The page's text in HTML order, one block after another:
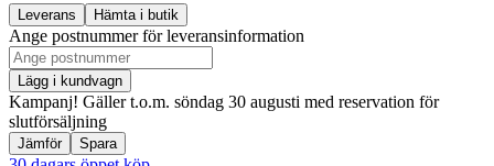
Leverans Hämta i butik
Ange postnummer för leveransinformation
Lägg i kundvagn
Kampanj! Gäller t.o.m. söndag 30 augusti med reservation för
slutförsäljning
Jämför Spara